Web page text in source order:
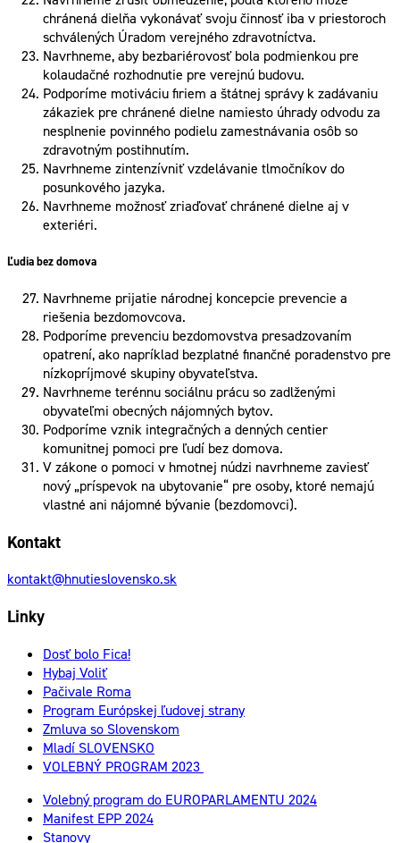
chránená dielňa vykonávať svoju činnosť iba v priestoroch
schválených Úradom verejného zdravotníctva.
Navrhneme, aby bezbariérovosť bola podmienkou pre
kolaudačné rozhodnutie pre verejnú budovu.
Podporíme motiváciu firiem a štátnej správy k zadávaniu
zákaziek pre chránené dielne namiesto úhrady odvodu za
nesplnenie povinného podielu zamestnávania osôb so
zdravotným postihnutím.
Navrhneme zintenzívniť vzdelávanie tlmočníkov do
posunkového jazyka.
Navrhneme možnosť zriaďovať chránené dielne aj v
exteriéri.
Ľudia bez domova
Navrhneme prijatie národnej koncepcie prevencie a
riešenia bezdomovcova.
Podporíme prevenciu bezdomovstva presadzovaním
opatrení, ako napríklad bezplatné finančné poradenstvo pre
nízkopríjmové skupiny obyvateľstva.
Navrhneme terénnu sociálnu prácu so zadlženými
obyvateľmi obecných nájomných bytov.
Podporíme vznik integračných a denných centier
komunitnej pomoci pre ľudí bez domova.
V zákone o pomoci v hmotnej núdzi navrhneme zaviesť
nový „príspevok na ubytovanie“ pre osoby, ktoré nemajú
vlastné ani nájomné bývanie (bezdomovci).
Kontakt
kontakt@hnutieslovensko.sk
Linky
Dosť bolo Fica!
Hybaj Voliť
Pačivale Roma
Program Európskej ľudovej strany
Zmluva so Slovenskom
Mladí SLOVENSKO
VOLEBNÝ PROGRAM 2023
Volebný program do EUROPARLAMENTU 2024
Manifest EPP 2024
Stanovy